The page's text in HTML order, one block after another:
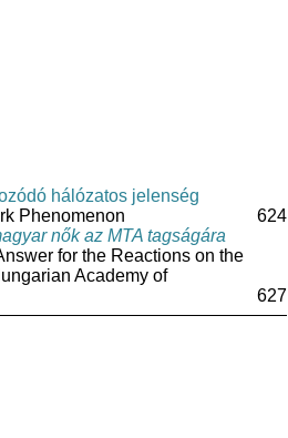
hálózatos jelenség
Phenomenon
624
nők az MTA tagságára
for the Reactions on the
Academy of
627